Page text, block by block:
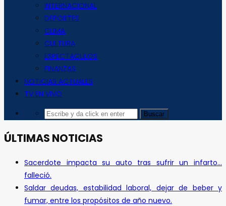
INTERNACIONAL
DEPORTES
CLIMA
CULTURA
ESPECTACULOS
FINANZAS
NOTICIAS ACTUALES
TV EN VIVO
ÚLTIMAS NOTICIAS
Sacerdote impacta su auto tras sufrir un infarto…
falleció.
Saldar deudas, estabilidad laboral, dejar de beber y
fumar, entre los propósitos de año nuevo.